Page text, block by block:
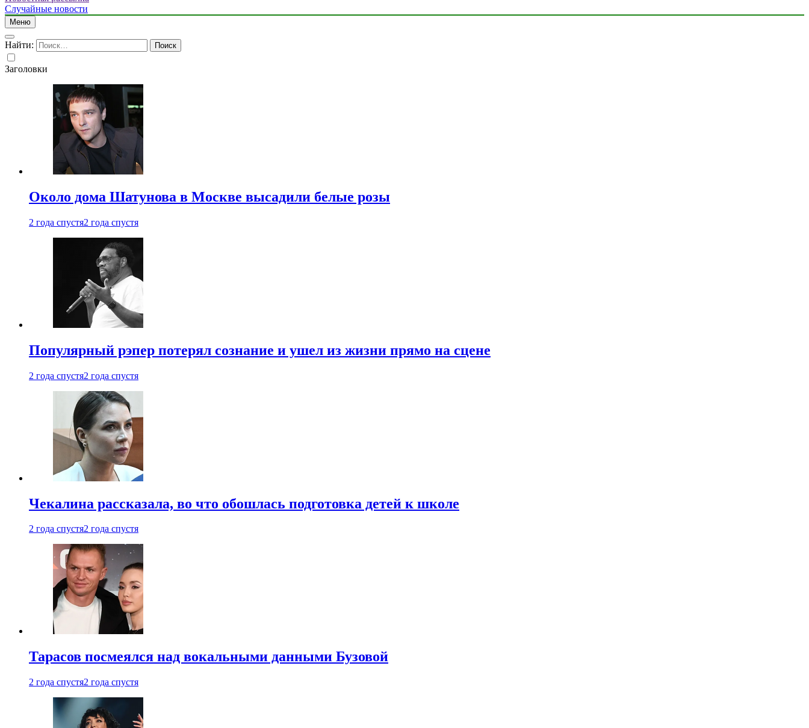
Случайные новости
Меню
Найти:
Заголовки
Около дома Шатунова в Москве высадили белые розы
2 года спустя2 года спустя
Популярный рэпер потерял сознание и ушел из жизни прямо на сцене
2 года спустя2 года спустя
Чекалина рассказала, во что обошлась подготовка детей к школе
2 года спустя2 года спустя
Тарасов посмеялся над вокальными данными Бузовой
2 года спустя2 года спустя